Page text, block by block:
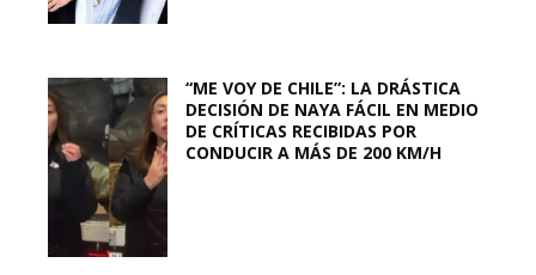
“ME VOY DE CHILE”: LA DRÁSTICA
DECISIÓN DE NAYA FÁCIL EN MEDIO
DE CRÍTICAS RECIBIDAS POR
CONDUCIR A MÁS DE 200 KM/H